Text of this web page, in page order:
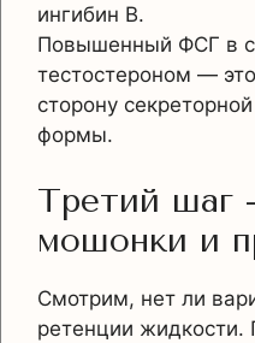
ингибин B.
Повышенный ФСГ в
тестостероном —
сторону
формы.
Третий
мошонки и
Смотрим, нет ли
ретенции жидкости.